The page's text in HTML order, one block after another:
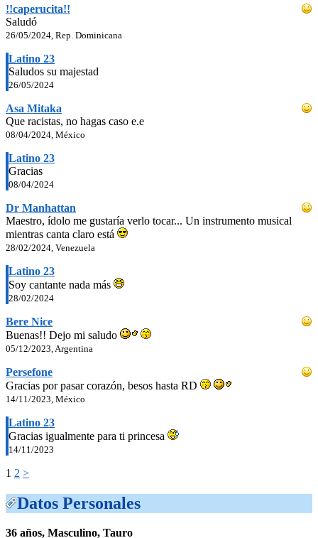
!!caperucita!!
Saludó
26/05/2024, Rep. Dominicana
Latino 23
Saludos su majestad
26/05/2024
Asa Mitaka
Que racistas, no hagas caso e.e
08/04/2024, México
Latino 23
Gracias
08/04/2024
Dr Manhattan
Maestro, ídolo me gustaría verlo tocar... Un instrumento musical
mientras canta claro está
28/02/2024, Venezuela
Latino 23
Soy cantante nada más
28/02/2024
Bere Nice
Buenas!! Dejo mi saludo
05/12/2023, Argentina
Persefone
Gracias por pasar corazón, besos hasta RD
14/11/2023, México
Latino 23
Gracias igualmente para ti princesa
14/11/2023
1 2 >
Datos Personales
36 años, Masculino, Tauro